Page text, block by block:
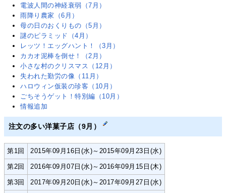
電波人間の神経衰弱（7月）
雨降り農家（6月）
母の日のおくりもの（5月）
謎のピラミッド（4月）
レッツ！エッグハント！（3月）
カカオ泥棒を倒せ！（2月）
小さな村のクリスマス（12月）
失われた勤労の像（11月）
ハロウィン仮装の珍客（10月）
ごちそうゲット！特別編（10月）
情報追加
注文の多い洋菓子店（9月）
第1回 2015年09月16日(水)～2015年09月23日(水)
第2回 2016年09月07日(水)～2016年09月15日(木)
第3回 2017年09月20日(水)～2017年09月27日(水)